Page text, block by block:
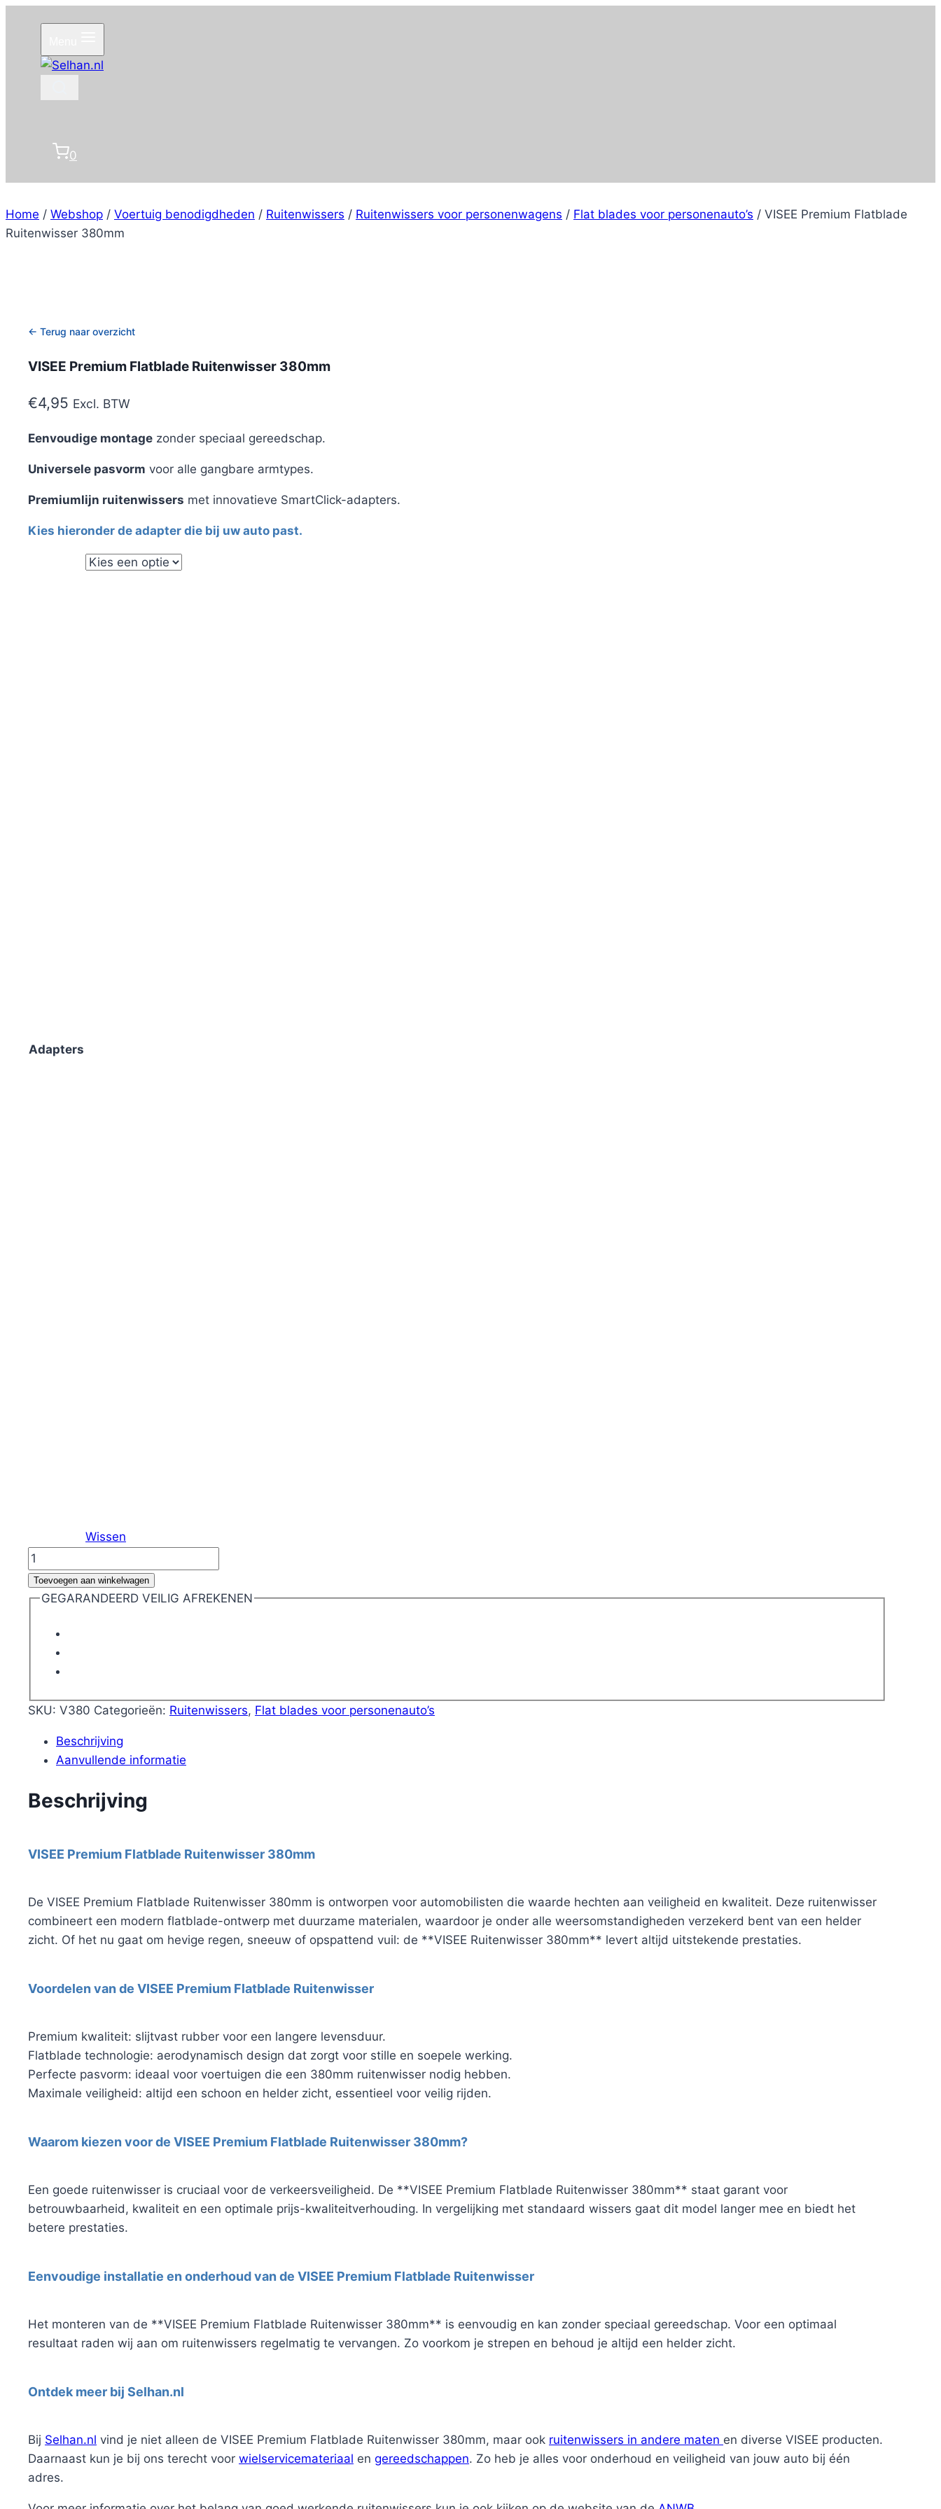
inhoud
0
Home / Webshop / Voertuig benodigdheden / Ruitenwissers / Ruitenwissers voor personenwagens / Flat blades voor personenauto’s / VISEE Premium Flatblade
Ruitenwisser 380mm
← Terug naar overzicht
VISEE Premium Flatblade Ruitenwisser 380mm
€4,95 Excl. BTW
Eenvoudige montage zonder speciaal gereedschap.
Universele pasvorm voor alle gangbare armtypes.
Premiumlijn ruitenwissers met innovatieve SmartClick-adapters.
Kies hieronder de adapter die bij uw auto past.
Adapters
Wissen
VISEE
Premium
Flatblade
380mm
aantal
Toevoegen aan winkelwagen
GEGARANDEERD VEILIG AFREKENEN
SKU: V380 Categorieën: Ruitenwissers, Flat blades voor personenauto’s
Beschrijving
Aanvullende informatie
Beschrijving
VISEE Premium Flatblade Ruitenwisser 380mm
De VISEE Premium Flatblade Ruitenwisser 380mm is ontworpen voor automobilisten die waarde hechten aan veiligheid en kwaliteit. Deze ruitenwisser
combineert een modern flatblade-ontwerp met duurzame materialen, waardoor je onder alle weersomstandigheden verzekerd bent van een helder
zicht. Of het nu gaat om hevige regen, sneeuw of opspattend vuil: de **VISEE Ruitenwisser 380mm** levert altijd uitstekende prestaties.
Voordelen van de VISEE Premium Flatblade Ruitenwisser
Premium kwaliteit: slijtvast rubber voor een langere levensduur.
Flatblade technologie: aerodynamisch design dat zorgt voor stille en soepele werking.
Perfecte pasvorm: ideaal voor voertuigen die een 380mm ruitenwisser nodig hebben.
Maximale veiligheid: altijd een schoon en helder zicht, essentieel voor veilig rijden.
Waarom kiezen voor de VISEE Premium Flatblade Ruitenwisser 380mm?
Een goede ruitenwisser is cruciaal voor de verkeersveiligheid. De **VISEE Premium Flatblade Ruitenwisser 380mm** staat garant voor
betrouwbaarheid, kwaliteit en een optimale prijs-kwaliteitverhouding. In vergelijking met standaard wissers gaat dit model langer mee en biedt het
betere prestaties.
Eenvoudige installatie en onderhoud van de VISEE Premium Flatblade Ruitenwisser
Het monteren van de **VISEE Premium Flatblade Ruitenwisser 380mm** is eenvoudig en kan zonder speciaal gereedschap. Voor een optimaal
resultaat raden wij aan om ruitenwissers regelmatig te vervangen. Zo voorkom je strepen en behoud je altijd een helder zicht.
Ontdek meer bij Selhan.nl
Bij Selhan.nl vind je niet alleen de VISEE Premium Flatblade Ruitenwisser 380mm, maar ook ruitenwissers in andere maten en diverse VISEE producten.
Daarnaast kun je bij ons terecht voor wielservicemateriaal en gereedschappen. Zo heb je alles voor onderhoud en veiligheid van jouw auto bij één
adres.